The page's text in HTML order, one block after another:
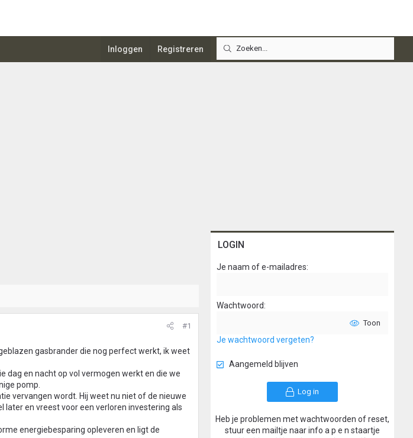
Inloggen Registreren
#1
gasbrander die nog perfect werkt, ik weet
dag en nacht op vol vermogen werkt en die we
pomp.
vervangen wordt. Hij weet nu niet of de nieuwe
en vreest voor een verloren investering als
energiebesparing opleveren en ligt de
LOGIN
Je naam of e-mailadres
Wachtwoord
Toon
Je wachtwoord vergeten?
Aangemeld blijven
Log in
Heb je problemen met wachtwoorden of reset,
stuur een mailtje naar info a p e n staartje